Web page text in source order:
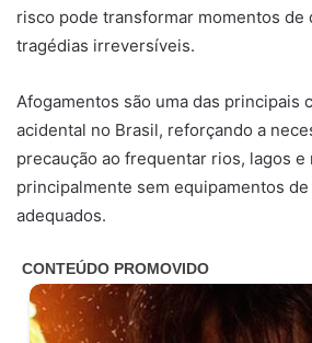
risco pode transformar momentos de
tragédias irreversíveis.
Afogamentos são uma das principais
acidental no Brasil, reforçando a
precaução ao frequentar rios, lagos e
principalmente sem equipamentos
adequados.